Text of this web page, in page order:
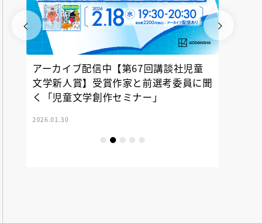
アーカイブ配信中【第67回講談社児童
文学新人賞】受賞作家と前選考委員に聞
く「児童文学創作セミナー」
2026.01.30